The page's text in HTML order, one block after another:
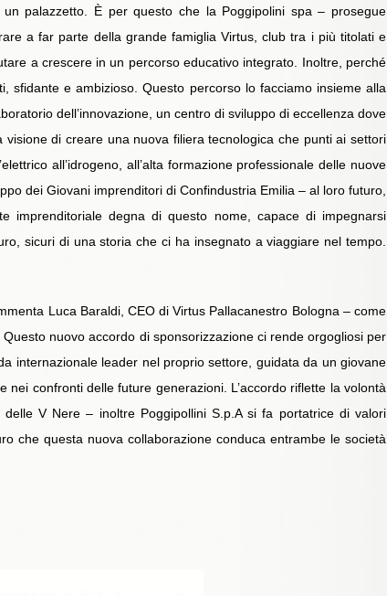
palazzetto. È per questo che la Poggipolini spa – prosegue
a far parte della grande famiglia Virtus, club tra i più titolati e
a crescere in un percorso educativo integrato. Inoltre, perché
sfidante e ambizioso. Questo percorso lo facciamo insieme alla
dell’innovazione, un centro di sviluppo di eccellenza dove
di creare una nuova filiera tecnologica che punti ai settori
all’idrogeno, all’alta formazione professionale delle nuove
dei Giovani imprenditori di Confindustria Emilia – al loro futuro,
degna di questo nome, capace di impegnarsi
sicuri di una storia che ci ha insegnato a viaggiare nel tempo.
Luca Baraldi, CEO di Virtus Pallacanestro Bologna – come
nuovo accordo di sponsorizzazione ci rende orgogliosi per
internazionale leader nel proprio settore, guidata da un giovane
confronti delle future generazioni. L’accordo riflette la volontà
V Nere – inoltre Poggipollini S.p.A si fa portatrice di valori
che questa nuova collaborazione conduca entrambe le società